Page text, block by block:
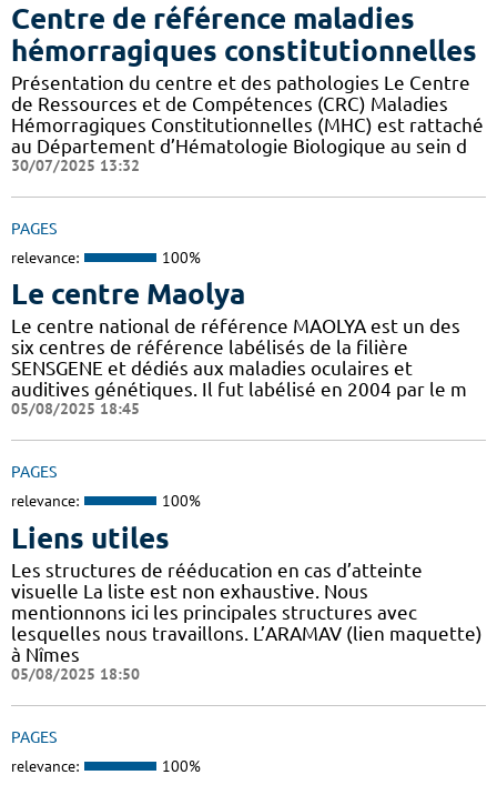
Centre de référence maladies
hémorragiques constitutionnelles
Présentation du centre et des pathologies Le Centre
de Ressources et de Compétences (CRC) Maladies
Hémorragiques Constitutionnelles (MHC) est rattaché
au Département d’Hématologie Biologique au sein d
30/07/2025 13:32
PAGES
relevance: 100%
Le centre Maolya
Le centre national de référence MAOLYA est un des
six centres de référence labélisés de la filière
SENSGENE et dédiés aux maladies oculaires et
auditives génétiques. Il fut labélisé en 2004 par le m
05/08/2025 18:45
PAGES
relevance: 100%
Liens utiles
Les structures de rééducation en cas d’atteinte
visuelle La liste est non exhaustive. Nous
mentionnons ici les principales structures avec
lesquelles nous travaillons. L’ARAMAV (lien maquette)
à Nîmes
05/08/2025 18:50
PAGES
relevance: 100%